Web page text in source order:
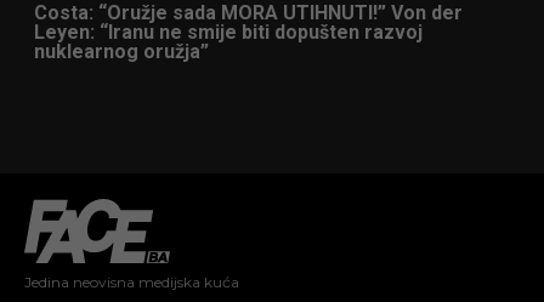
Costa: “Oružje sada MORA UTIHNUTI!” Von der
Leyen: “Iranu ne smije biti dopušten razvoj
nuklearnog oružja”
Jedina neovisna medijska kuća